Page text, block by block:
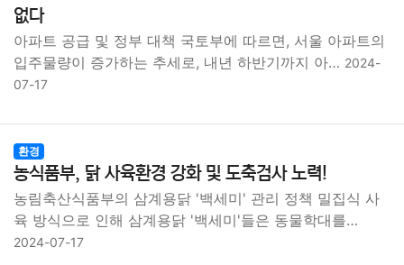
없다
아파트 공급 및 정부 대책 국토부에 따르면, 서울 아파트의
입주물량이 증가하는 추세로, 내년 하반기까지 아… 2024-
07-17
환경
농식품부, 닭 사육환경 강화 및 도축검사 노력!
농림축산식품부의 삼계용닭 '백세미' 관리 정책 밀집식 사
육 방식으로 인해 삼계용닭 '백세미'들은 동물학대를…
2024-07-17